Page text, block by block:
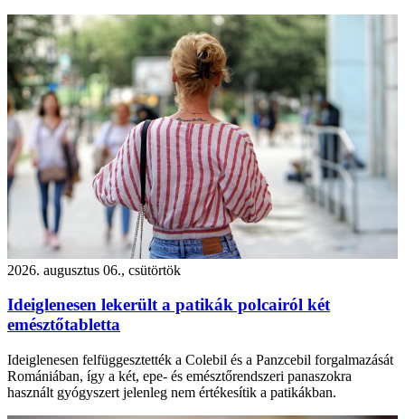
2026. augusztus 06., csütörtök
Ideiglenesen lekerült a patikák polcairól két
emésztőtabletta
Ideiglenesen felfüggesztették a Colebil és a Panzcebil forgalmazását
Romániában, így a két, epe- és emésztőrendszeri panaszokra
használt gyógyszert jelenleg nem értékesítik a patikákban.